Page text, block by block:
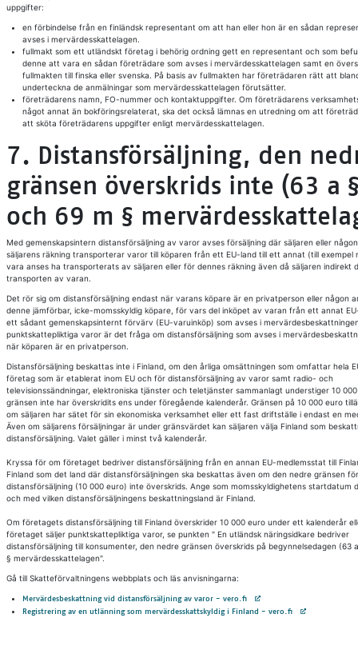
uppgifter:
en förbindelse från en finländsk representant om att han eller hon är en sådan
avses i mervärdesskattelagen.
fullmakt som ett utländskt företag i behörig ordning gett en representant och som
denne att vara en sådan företrädare som avses i mervärdesskattelagen samt en
fullmakten till finska eller svenska. På basis av fullmakten har företrädaren rätt att
underteckna de anmälningar som mervärdesskattelagen förutsätter.
företrädarens namn, FO-nummer och kontaktuppgifter. Om företrädarens
något annat än bokföringsrelaterat, ska det också lämnas en utredning om att
att sköta företrädarens uppgifter enligt mervärdesskattelagen.
7. Distansförsäljning, den
gränsen överskrids inte (63 a
och 69 m §
Med gemenskapsintern distansförsäljning av varor avses försäljning där säljaren eller
säljarens räkning transporterar varor till köparen från ett EU-land till ett annat (till exempel
vara anses ha transporterats av säljaren eller för dennes räkning även då säljaren indirekt
transporten av varan.
Det rör sig om distansförsäljning endast när varans köpare är en privatperson eller någon
denne jämförbar, icke-momsskyldig köpare, för vars del inköpet av varan från ett annat
ett sådant gemenskapsinternt förvärv (EU-varuinköp) som avses i
punktskattepliktiga varor är det fråga om distansförsäljning som avses i
när köparen är en privatperson.
Distansförsäljning beskattas inte i Finland, om den årliga omsättningen som omfattar hela
företag som är etablerat inom EU och för distansförsäljning av varor samt radio- och
televisionssändningar, elektroniska tjänster och teletjänster sammanlagt understiger 10
gränsen inte har överskridits ens under föregående kalenderår. Gränsen på 10 000 euro
om säljaren har sätet för sin ekonomiska verksamhet eller ett fast driftställe i endast en
Även om säljarens försäljningar är under gränsvärdet kan säljaren välja Finland som
distansförsäljning. Valet gäller i minst två kalenderår.
Kryssa för om företaget bedriver distansförsäljning från en annan EU-medlemsstat till
Finland som det land där distansförsäljningen ska beskattas även om den nedre gränsen för
distansförsäljning (10 000 euro) inte överskrids. Ange som momsskyldighetens startdatum
och med vilken distansförsäljningens beskattningsland är Finland.
Om företagets distansförsäljning till Finland överskrider 10 000 euro under ett kalenderår
företaget säljer punktskattepliktiga varor, se punkten " En utländsk näringsidkare bedriver
distansförsäljning till konsumenter, den nedre gränsen överskrids på begynnelsedagen (63
§ mervärdesskattelagen".
Gå till Skatteförvaltningens webbplats och läs anvisningarna:
Mervärdesbeskattning vid distansförsäljning av varor - vero.fiAvautuu uuteen välilehteen
Registrering av en utlänning som mervärdesskattskyldig i Finland - vero.fiAvautuu uuteen